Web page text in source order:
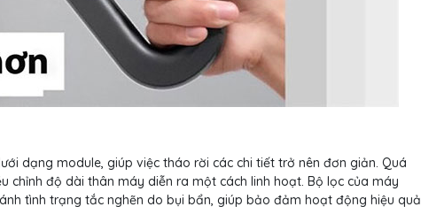
dạng module, giúp việc tháo rời các chi tiết trở nên đơn giản. Quá
chỉnh độ dài thân máy diễn ra một cách linh hoạt. Bộ lọc của máy
tình trạng tắc nghẽn do bụi bẩn, giúp bảo đảm hoạt động hiệu quả